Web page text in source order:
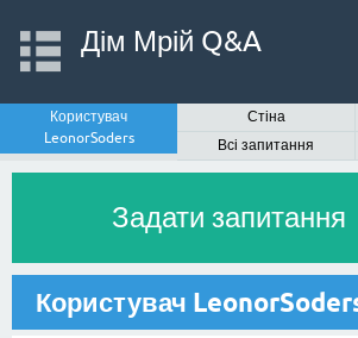
Дім Мрій Q&A
Користувач
LeonorSoders
Стіна
Всі запитання
Задати запитання
Користувач